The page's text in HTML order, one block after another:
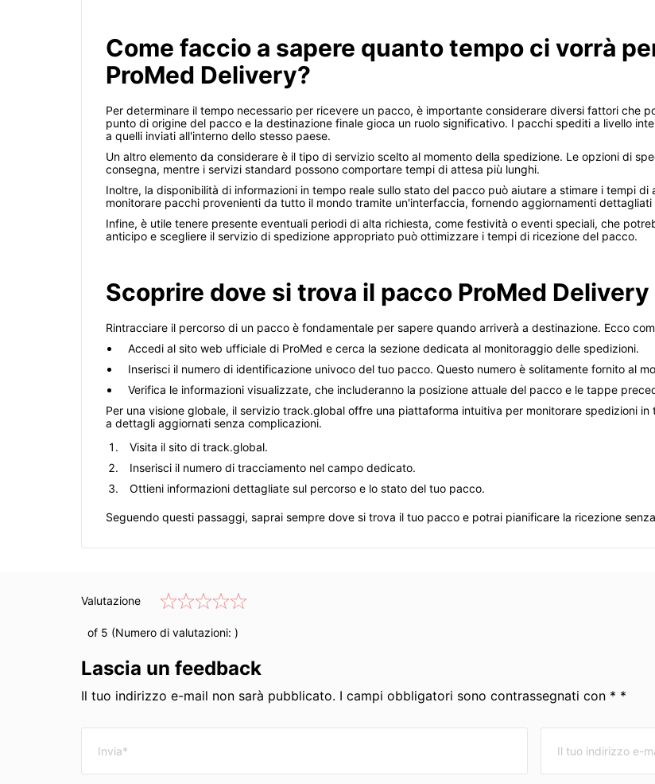
Come faccio a sapere quanto tempo ci vorrà
ProMed Delivery?
Per determinare il tempo necessario per ricevere un pacco, è importante considerare diversi fattori che
punto di origine del pacco e la destinazione finale gioca un ruolo significativo. I pacchi spediti a livello
a quelli inviati all'interno dello stesso paese.
Un altro elemento da considerare è il tipo di servizio scelto al momento della spedizione. Le opzioni di
consegna, mentre i servizi standard possono comportare tempi di attesa più lunghi.
Inoltre, la disponibilità di informazioni in tempo reale sullo stato del pacco può aiutare a stimare i tempi
monitorare pacchi provenienti da tutto il mondo tramite un'interfaccia, fornendo aggiornamenti
Infine, è utile tenere presente eventuali periodi di alta richiesta, come festività o eventi speciali, che
anticipo e scegliere il servizio di spedizione appropriato può ottimizzare i tempi di ricezione del pacco.
Scoprire dove si trova il pacco ProMed Delivery
Rintracciare il percorso di un pacco è fondamentale per sapere quando arriverà a destinazione. Ecco
Accedi al sito web ufficiale di ProMed e cerca la sezione dedicata al monitoraggio delle spedizioni.
Inserisci il numero di identificazione univoco del tuo pacco. Questo numero è solitamente fornito al
Verifica le informazioni visualizzate, che includeranno la posizione attuale del pacco e le tappe
Per una visione globale, il servizio track.global offre una piattaforma intuitiva per monitorare spedizioni
a dettagli aggiornati senza complicazioni.
Visita il sito di track.global.
Inserisci il numero di tracciamento nel campo dedicato.
Ottieni informazioni dettagliate sul percorso e lo stato del tuo pacco.
Seguendo questi passaggi, saprai sempre dove si trova il tuo pacco e potrai pianificare la ricezione
Valutazione
of 5 (Numero di valutazioni: )
Lascia un feedback
Il tuo indirizzo e-mail non sarà pubblicato. I campi obbligatori sono contrassegnati con * *